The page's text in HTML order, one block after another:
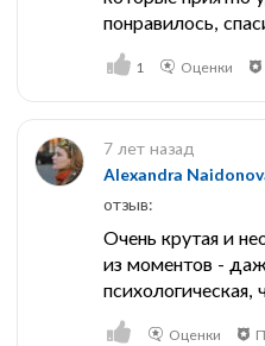
понравилось,
1 Оценки
7 лет назад
Alexandra
отзыв:
Очень крутая и
из моментов -
психологическая,
Оценки